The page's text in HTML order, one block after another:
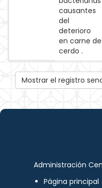
causantes
del
deterioro
en carne de
cerdo .
Mostrar el registro
Administración
Página principal